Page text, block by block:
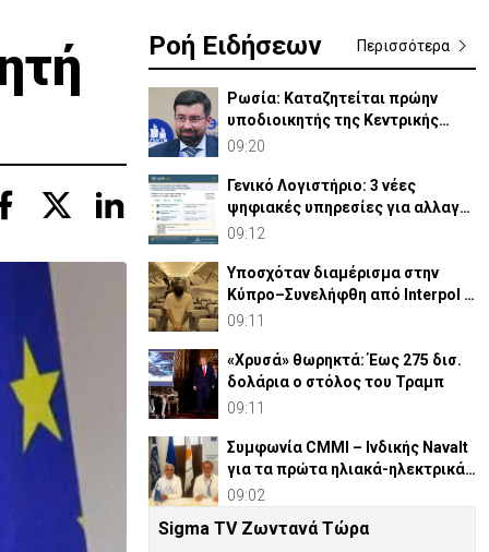
Ροή Ειδήσεων Περισσότερα
Ρωσία: Καταζητείται πρώην
υποδιοικητής της Κεντρικής
Τράπεζας-«Διαμένει Κύπρο»
09:20
Γενικό Λογιστήριο: 3 νέες
ψηφιακές υπηρεσίες για αλλαγή
τραπεζικού λογαριασμού
09:12
Υποσχόταν διαμέρισμα στην
Κύπρο–Συνελήφθη από Interpol &
εκδόθηκε σε Καζακστάν
09:11
«Χρυσά» θωρηκτά: Έως 275 δισ.
δολάρια ο στόλος του Τραμπ
09:11
Συμφωνία CMMI – Ινδικής Navalt
για τα πρώτα ηλιακά-ηλεκτρικά
πλοία στην Κύπρο
09:02
2016 Λάρνακα: Ο αεροπειρατής
Sigma TV Ζωντανά Τώρα